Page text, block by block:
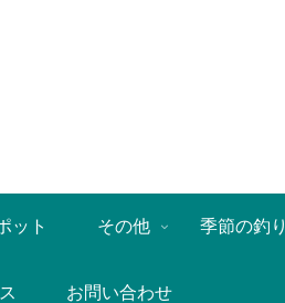
ット その他 季節の釣り
お問い合わせ